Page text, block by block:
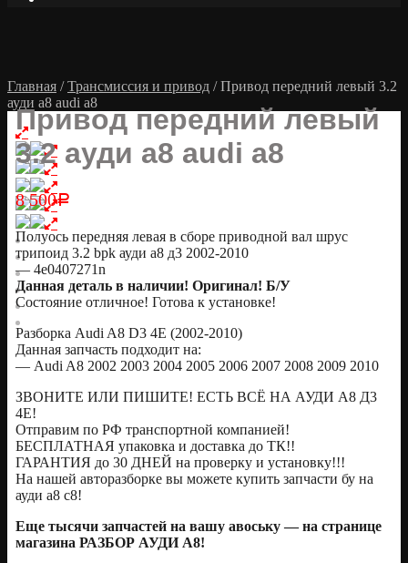
Главная /Трансмиссия и привод / Привод передний левый 3.2
ауди а8 audi a8
Привод передний левый
3.2 ауди а8 audi a8
8 500Р
Полуось передняя левая в сборе приводной вал шрус
трипоид 3.2 bpk ауди а8 д3 2002-2010
— 4e0407271n
Данная деталь в наличии! Оригинал! Б/У
Состояние отличное! Готова к установке!
Разборка Audi A8 D3 4E (2002-2010)
Данная запчасть подходит на:
— Audi A8 2002 2003 2004 2005 2006 2007 2008 2009 2010
ЗВОНИТЕ ИЛИ ПИШИТЕ! ЕСТЬ ВСЁ НА АУДИ А8 Д3
4Е!
Отправим по РФ транспортной компанией!
БЕСПЛАТНАЯ упаковка и доставка до ТК!!
ГАРАНТИЯ до 30 ДНЕЙ на проверку и установку!!!
На нашей авторазборке вы можете купить запчасти бу на
ауди а8 с8!
Еще тысячи запчастей на вашу авоську — на странице
магазина РАЗБОР АУДИ А8!